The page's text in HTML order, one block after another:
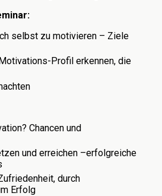
selbst zu motivieren – Ziele
Profil erkennen, die
Chancen und
und erreichen –erfolgreiche
durch
Erfolg